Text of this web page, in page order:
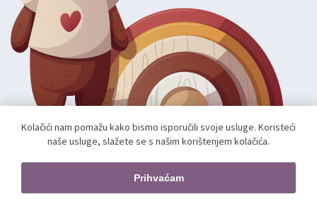
Pratite nas
Kolačići nam pomažu kako bismo isporučili svoje usluge. Koristeći
naše usluge, slažete se s našim korištenjem kolačića.
Prihvaćam